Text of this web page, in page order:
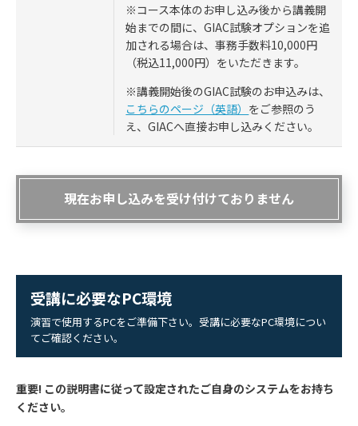
※コース本体のお申し込み後から講義開
始までの間に、GIAC試験オプションを追
加される場合は、事務手数料10,000円
（税込11,000円）をいただきます。
※講義開始後のGIAC試験のお申込みは、
こちらのページ（英語） をご参照のう
え、GIACへ直接お申し込みください。
現在お申し込みを受け付けておりません
受講に必要なPC環境
演習で使用するPCをご準備下さい。受講に必要なPC環境につい
てご確認ください。
重要! この説明書に従って設定されたご自身のシステムをお持ち
ください。